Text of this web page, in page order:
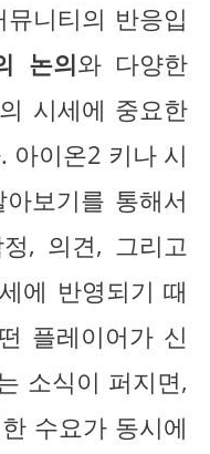
니티의 반응입
논의와 다양한
시세에 중요한
아이온2 키나 시
보기를 통해서
, 의견, 그리고
에 반영되기 때
플레이어가 신
소식이 퍼지면,
수요가 동시에